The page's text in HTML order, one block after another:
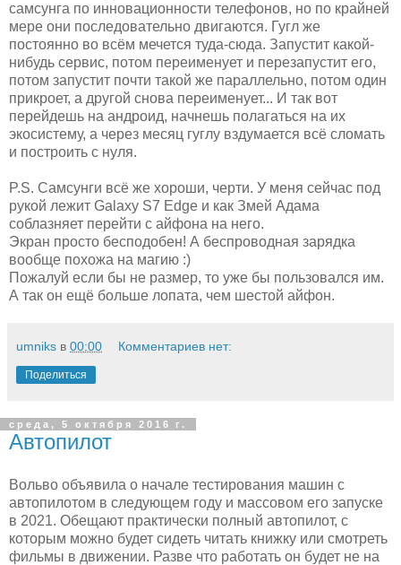
самсунга по инновационности телефонов, но по крайней
мере они последовательно двигаются. Гугл же
постоянно во всём мечется туда-сюда. Запустит какой-
нибудь сервис, потом переименует и перезапустит его,
потом запустит почти такой же параллельно, потом один
прикроет, а другой снова переименует... И так вот
перейдешь на андроид, начнешь полагаться на их
экосистему, а через месяц гуглу вздумается всё сломать
и построить с нуля.
P.S. Самсунги всё же хороши, черти. У меня сейчас под
рукой лежит Galaxy S7 Edge и как Змей Адама
соблазняет перейти с айфона на него.
Экран просто бесподобен! А беспроводная зарядка
вообще похожа на магию :)
Пожалуй если бы не размер, то уже бы пользовался им.
А так он ещё больше лопата, чем шестой айфон.
umniks в 00:00 Комментариев нет:
Поделиться
среда, 5 октября 2016 г.
Автопилот
Вольво объявила о начале тестирования машин с
автопилотом в следующем году и массовом его запуске
в 2021. Обещают практически полный автопилот, с
которым можно будет сидеть читать книжку или смотреть
фильмы в движении. Разве что работать он будет не на